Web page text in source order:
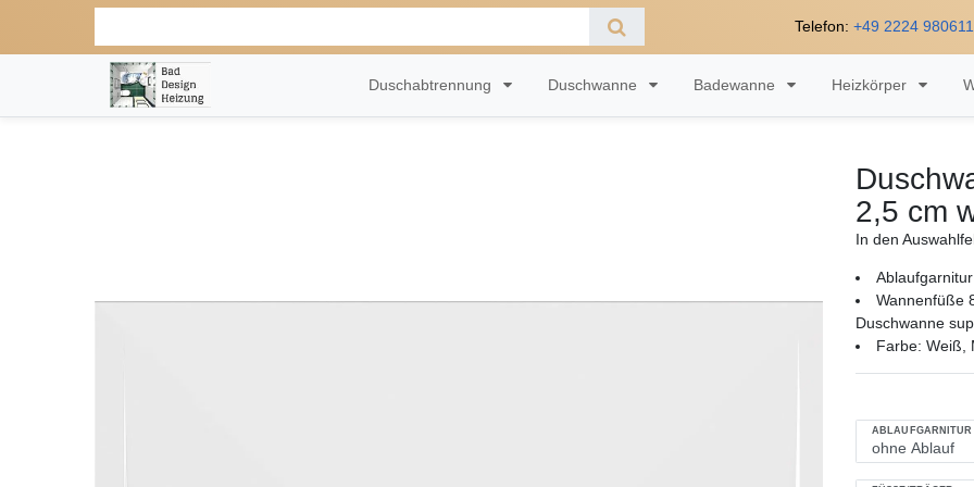
Telefon: +49 2224
Duschabtrennung Duschwanne Badewanne Heizkörper
2,5 cm
In den
Ablaufgarnitur
Wannenfüße
Duschwanne
Farbe: Weiß,
ABLAUFGARNITUR